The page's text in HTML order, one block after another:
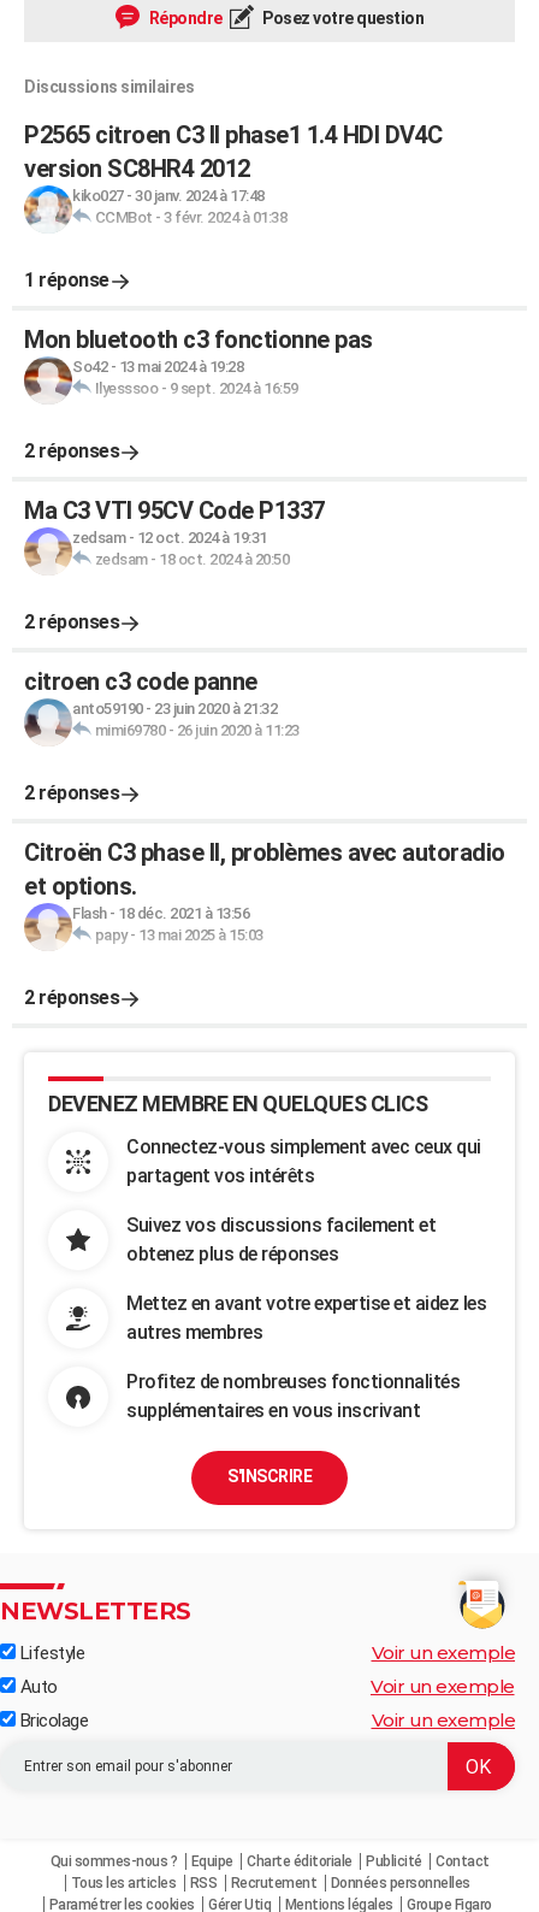
Répondre Posez votre question
Discussions similaires
P2565 citroen C3 II phase1 1.4 HDI DV4C
version SC8HR4 2012
kiko027- 30 janv. 2024 à 17:48
CCMBot - 3 févr. 2024 à 01:38
1 réponse
Mon bluetooth c3 fonctionne pas
So42- 13 mai 2024 à 19:28
Ilyesssoo- 9 sept. 2024 à 16:59
2 réponses
Ma C3 VTI 95CV Code P1337
zedsam- 12 oct. 2024 à 19:31
zedsam- 18 oct. 2024 à 20:50
2 réponses
citroen c3 code panne
anto59190- 23 juin 2020 à 21:32
mimi69780- 26 juin 2020 à 11:23
2 réponses
Citroën C3 phase II, problèmes avec autoradio
et options.
Flash- 18 déc. 2021 à 13:56
papy- 13 mai 2025 à 15:03
2 réponses
DEVENEZ MEMBRE EN QUELQUES CLICS
Connectez-vous simplement avec ceux qui
partagent vos intérêts
Suivez vos discussions facilement et
obtenez plus de réponses
Mettez en avant votre expertise et aidez les
autres membres
Profitez de nombreuses fonctionnalités
supplémentaires en vous inscrivant
S'INSCRIRE
NEWSLETTERS
Lifestyle Voir un exemple
Auto Voir un exemple
Bricolage Voir un exemple
Qui sommes-nous ? Equipe Charte éditoriale Publicité
Contact
Tous les articles
RSS Recrutement
Données personnelles
Paramétrer les cookies
Gérer Utiq Mentions légales Groupe Figaro